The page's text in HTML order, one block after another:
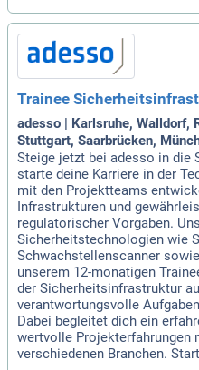
Trainee
adesso | Karlsruhe, Walldorf,
Stuttgart, Saarbrücken,
Steige jetzt bei adesso in die
starte deine Karriere in der
mit den Projektteams
Infrastrukturen und
regulatorischer Vorgaben.
Sicherheitstechnologien wie
Schwachstellenscanner
unserem 12-monatigen
der Sicherheitsinfrastruktur
verantwortungsvolle
Dabei begleitet dich ein
wertvolle Projekterfahrungen
verschiedenen Branchen.